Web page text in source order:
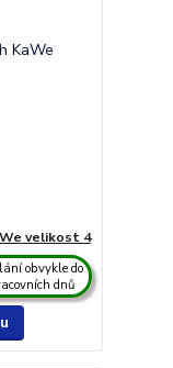
velikost 4
obvykle do
dnů